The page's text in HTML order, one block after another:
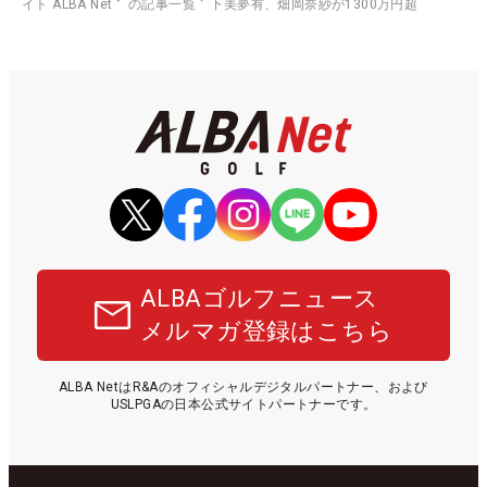
イト ALBA Net の記事一覧 下美夢有、畑岡奈紗が1300万円超
ALBAゴルフニュース
メルマガ登録はこちら
ALBA NetはR&Aのオフィシャルデジタルパートナー、および
USLPGAの日本公式サイトパートナーです。